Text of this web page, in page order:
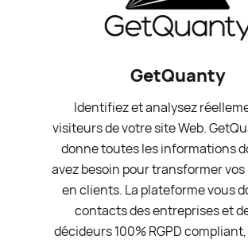
GetQuanty
Identifiez et analysez
visiteurs de votre site Web.
donne toutes les informations
avez besoin pour transformer
en clients. La plateforme vous
contacts des entreprises et
décideurs 100% RGPD